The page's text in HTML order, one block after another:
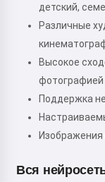
детский,
Различные
Высокое
фотографией
Поддержка
Вся